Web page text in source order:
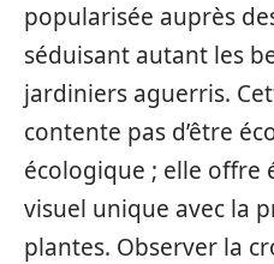
popularisée auprès
séduisant autant les
jardiniers aguerris.
contente pas d’être
écologique ; elle offre
visuel unique avec la
plantes. Observer la